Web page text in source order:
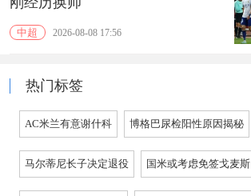
中超 2026-08-08 17:56
热门标签
AC米兰有意谢什科 博格巴尿检阳性原因揭秘
马尔蒂尼长子决定退役 国米或考虑免签戈麦斯